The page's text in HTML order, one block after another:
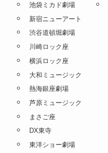
池袋ミカド劇場
新宿ニューアート
渋谷道頓堀劇場
川崎ロック座
横浜ロック座
大和ミュージック
熱海銀座劇場
芦原ミュージック
まさご座
DX東寺
東洋ショー劇場